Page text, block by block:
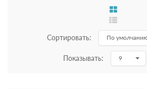
Сортировать: По
Показывать: 9